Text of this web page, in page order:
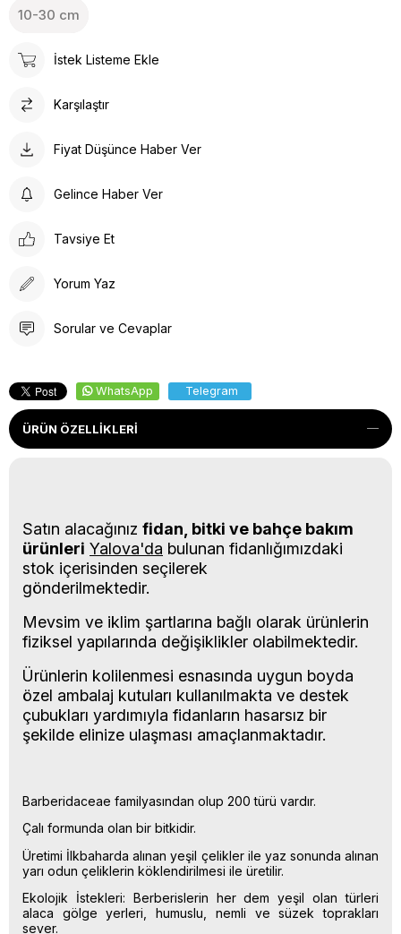
10-30 cm
İstek Listeme Ekle
Karşılaştır
Fiyat Düşünce Haber Ver
Gelince Haber Ver
Tavsiye Et
Yorum Yaz
Sorular ve Cevaplar
WhatsApp Telegram
ÜRÜN ÖZELLIKLERI
Satın alacağınız fidan, bitki ve bahçe bakım
ürünleri Yalova'da bulunan fidanlığımızdaki
stok içerisinden seçilerek
gönderilmektedir.
Mevsim ve iklim şartlarına bağlı olarak ürünlerin
fiziksel yapılarında değişiklikler olabilmektedir.
Ürünlerin kolilenmesi esnasında uygun boyda
özel ambalaj kutuları kullanılmakta ve destek
çubukları yardımıyla fidanların hasarsız bir
şekilde elinize ulaşması amaçlanmaktadır.
Barberidaceae familyasından olup 200 türü vardır.
Çalı formunda olan bir bitkidir.
Üretimi İlkbaharda alınan yeşil çelikler ile yaz sonunda alınan
yarı odun çeliklerin köklendirilmesi ile üretilir.
Ekolojik İstekleri: Berberislerin her dem yeşil olan türleri
alaca gölge yerleri, humuslu, nemli ve süzek toprakları
sever.